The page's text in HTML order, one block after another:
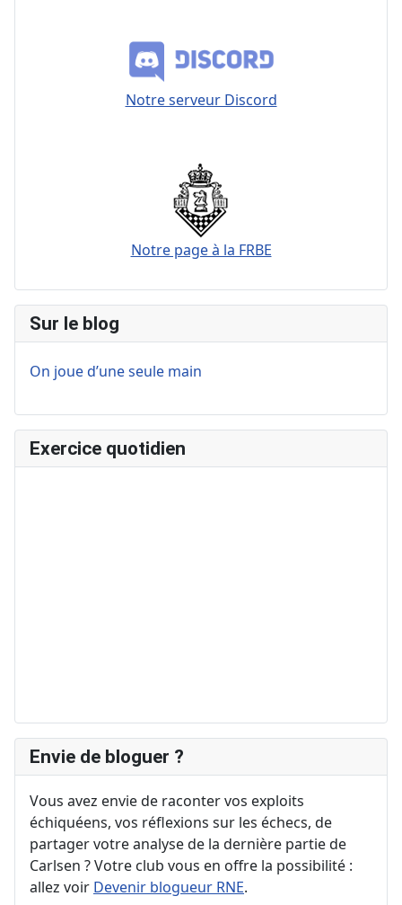
Notre serveur Discord
Notre page à la FRBE
Sur le blog
On joue d’une seule main
Exercice quotidien
Envie de bloguer ?
Vous avez envie de raconter vos exploits
échiquéens, vos réflexions sur les échecs, de
partager votre analyse de la dernière partie de
Carlsen ? Votre club vous en offre la possibilité :
allez voir Devenir blogueur RNE.